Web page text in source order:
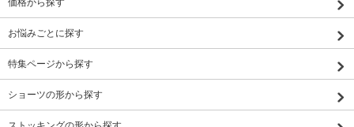
お悩みごとに探す
特集ページから探す
ショーツの形から探す